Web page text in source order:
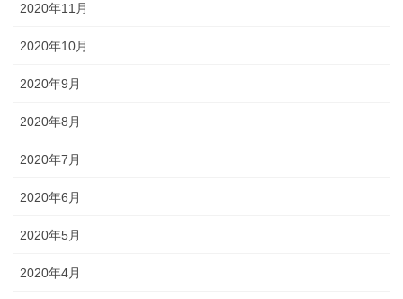
2020年11月
2020年10月
2020年9月
2020年8月
2020年7月
2020年6月
2020年5月
2020年4月